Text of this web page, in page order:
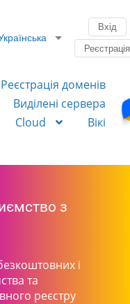
Вхід
Реєстрація
Реєстрація доменів
Виділені сервера
Cloud
Вікі
з
і
та
реєстру